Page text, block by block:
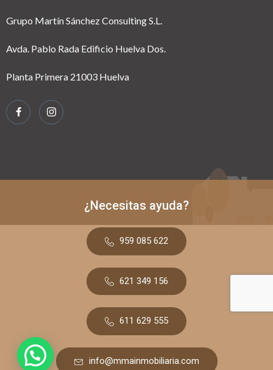
Grupo Martín Sánchez Consulting S.L.
Avda. Pablo Rada Edificio Huelva Dos.
Planta Primera 21003 Huelva
¿Necesitas ayuda?
959 085 622
621 349 156
611 629 555
info@mmainmobiliaria.com